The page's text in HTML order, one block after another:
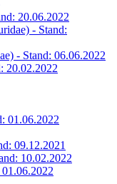
20.06.2022
- Stand:
- Stand: 06.06.2022
20.02.2022
01.06.2022
09.12.2021
10.02.2022